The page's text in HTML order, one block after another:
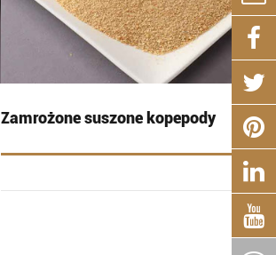
Zamrożone suszone kopepody